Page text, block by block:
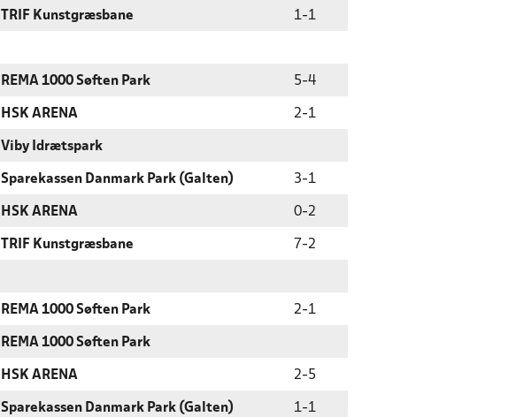
TRIF Kunstgræsbane 1-1
REMA 1000 Søften Park 5-4
HSK ARENA 2-1
Viby Idrætspark
Sparekassen Danmark Park (Galten) 3-1
HSK ARENA 0-2
TRIF Kunstgræsbane 7 -2
REMA 1000 Søften Park 2-1
REMA 1000 Søften Park
HSK ARENA 2-5
Sparekassen Danmark Park (Galten) 1-1